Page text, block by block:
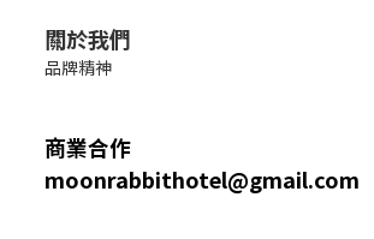
關於我們
品牌精神
商業合作
moonrabbithotel@gmail.com